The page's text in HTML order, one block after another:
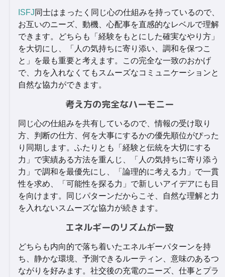
ISFJ同士はまったく同じ心の仕組みを持っているので、
お互いのニーズ、動機、心配事を直感的なレベルで理解
できます。どちらも「経験をもとにした確実なやり方」
を大切にし、「人の気持ちに寄り添い、調和を保つこ
と」を最も重要と考えます。この完全な一致のおかげ
で、力を入れなくてもスムーズなコミュニケーションと
自然な協力ができます。
考え方の完全なハーモニー
同じ心の仕組みを共有しているので、情報の受け取り
方、判断の仕方、何を大事にするかの優先順位がぴった
り同期します。ふたりとも「経験と伝統を大切にする
力」で実績ある方法を重んじ、「人の気持ちに寄り添う
力」で調和を最優先にし、「論理的に考える力」で一貫
性を求め、「可能性を探る力」で新しいアイデアにも目
を向けます。同じパターンだからこそ、自然な理解と力
を入れないスムーズな協力が続きます。
エネルギーのリズムが一致
どちらも内向的で落ち着いたエネルギーパターンを持
ち、静かな環境、予測できるルーティン、意味のあるつ
ながりを好みます。社交後の充電のニーズ、仕事とプラ